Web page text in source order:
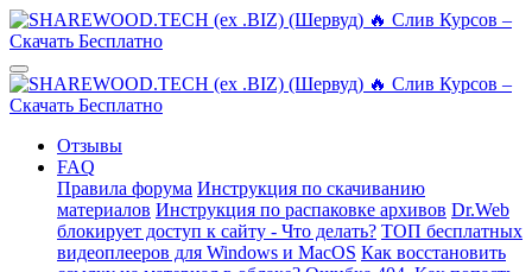
Отзывы
FAQ
Правила форума Инструкция по скачиванию
материалов Инструкция по распаковке архивов Dr.Web
блокирует доступ к сайту - Что делать? ТОП бесплатных
видеоплееров для Windows и MacOS Как восстановить